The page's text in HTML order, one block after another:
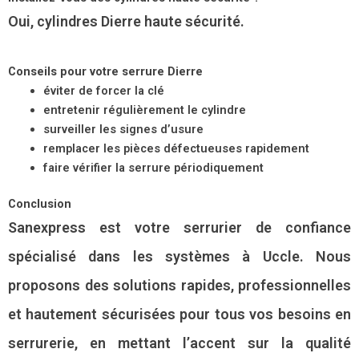
Oui, cylindres Dierre haute sécurité.
Conseils pour votre serrure Dierre
éviter de forcer la clé
entretenir régulièrement le cylindre
surveiller les signes d’usure
remplacer les pièces défectueuses rapidement
faire vérifier la serrure périodiquement
Conclusion
Sanexpress est votre serrurier de confiance
spécialisé dans les systèmes à Uccle. Nous
proposons des solutions rapides, professionnelles
et hautement sécurisées pour tous vos besoins en
serrurerie, en mettant l’accent sur la qualité